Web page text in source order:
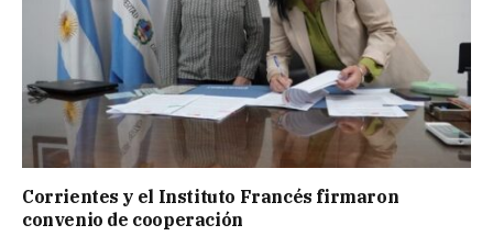
Corrientes y el Instituto Francés firmaron
convenio de cooperación